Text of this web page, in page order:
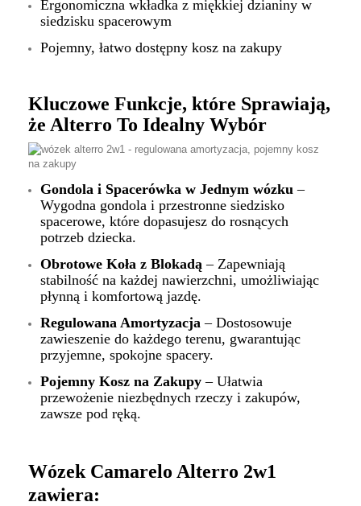
Ergonomiczna wkładka z miękkiej dzianiny w
siedzisku spacerowym
Pojemny, łatwo dostępny kosz na zakupy
Kluczowe Funkcje, które Sprawiają,
że Alterro To Idealny Wybór
Gondola i Spacerówka w Jednym wózku –
Wygodna gondola i przestronne siedzisko
spacerowe, które dopasujesz do rosnących
potrzeb dziecka.
Obrotowe Koła z Blokadą – Zapewniają
stabilność na każdej nawierzchni, umożliwiając
płynną i komfortową jazdę.
Regulowana Amortyzacja – Dostosowuje
zawieszenie do każdego terenu, gwarantując
przyjemne, spokojne spacery.
Pojemny Kosz na Zakupy – Ułatwia
przewożenie niezbędnych rzeczy i zakupów,
zawsze pod ręką.
Wózek Camarelo Alterro 2w1
zawiera: